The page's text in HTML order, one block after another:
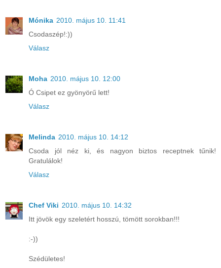
Mónika 2010. május 10. 11:41
Csodaszép!:))
Válasz
Moha 2010. május 10. 12:00
Ó Csipet ez gyönyörű lett!
Válasz
Melinda 2010. május 10. 14:12
Csoda jól néz ki, és nagyon biztos receptnek tűnik!
Gratulálok!
Válasz
Chef Viki 2010. május 10. 14:32
Itt jövök egy szeletért hosszú, tömött sorokban!!!
:-))
Szédületes!